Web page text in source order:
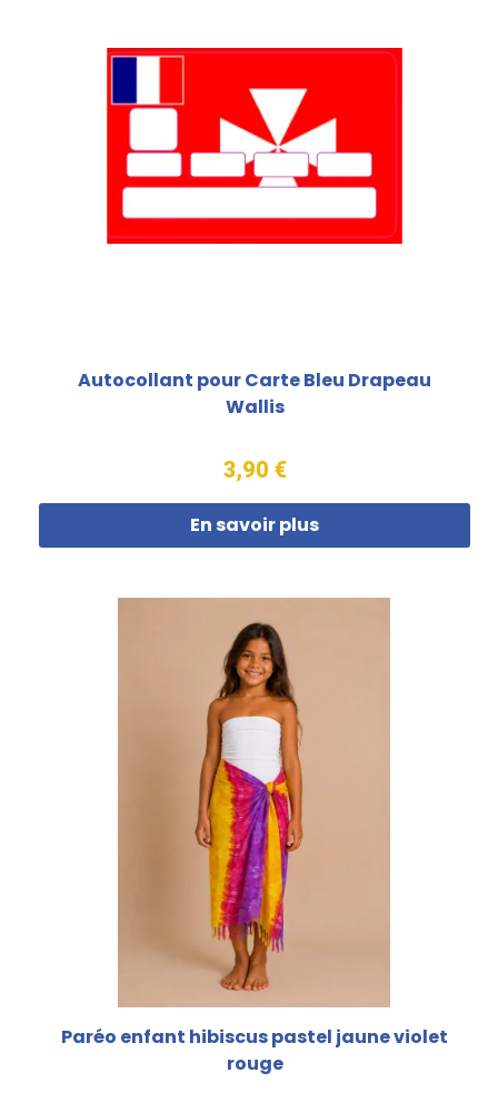
Autocollant pour Carte Bleu Drapeau
Wallis
3,90 €
En savoir plus
Paréo enfant hibiscus pastel jaune violet
rouge